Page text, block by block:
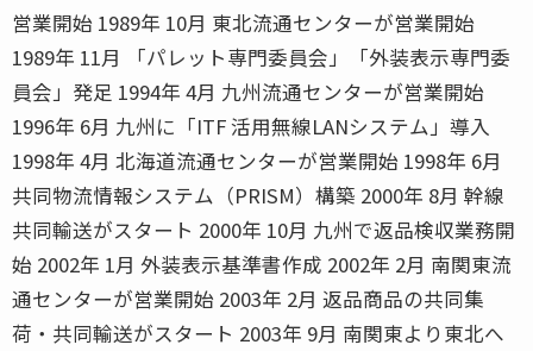
営業開始 1989年 10月 東北流通センターが営業開始
1989年 11月 「パレット専門委員会」「外装表示専門委
員会」発足 1994年 4月 九州流通センターが営業開始
1996年 6月 九州に「ITF 活用無線LANシステム」導入
1998年 4月 北海道流通センターが営業開始 1998年 6月
共同物流情報システム（PRISM）構築 2000年 8月 幹線
共同輸送がスタート 2000年 10月 九州で返品検収業務開
始 2002年 1月 外装表示基準書作成 2002年 2月 南関東流
通センターが営業開始 2003年 2月 返品商品の共同集
荷・共同輸送がスタート 2003年 9月 南関東より東北へ